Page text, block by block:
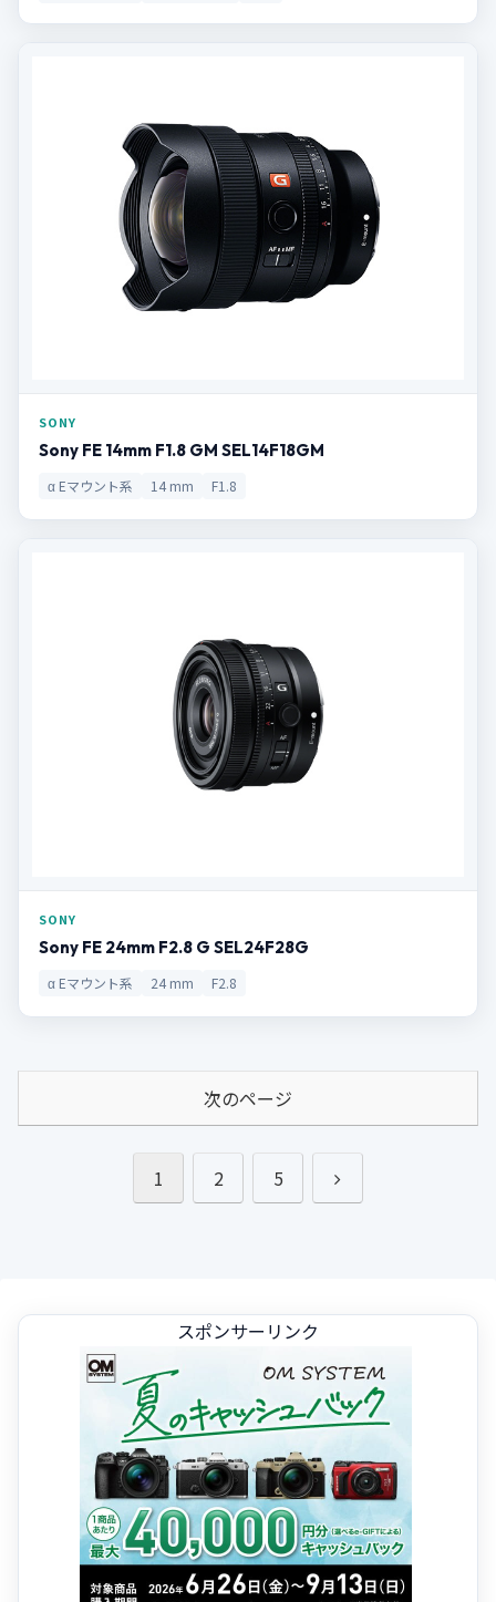
SONY
Sony FE 14mm F1.8 GM SEL14F18GM
α Eマウント系 14 mm F1.8
SONY
Sony FE 24mm F2.8 G SEL24F28G
α Eマウント系 24 mm F2.8
次のページ
1 2 5
次
スポンサーリンク